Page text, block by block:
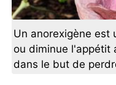
Un anorexigène est
ou diminue l'appétit
dans le but de